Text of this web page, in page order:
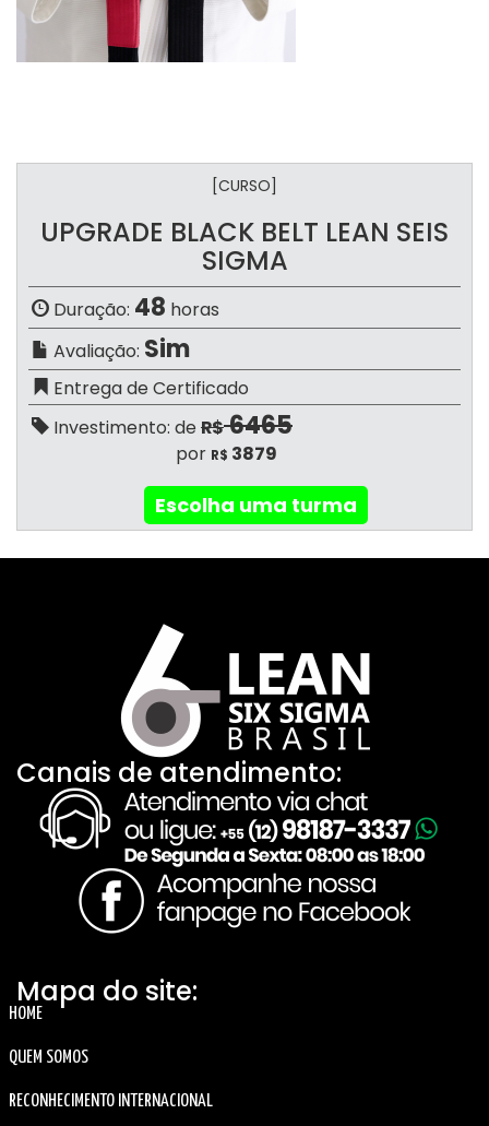
[CURSO]
UPGRADE BLACK BELT LEAN SEIS
SIGMA
Duração: 48 horas
Avaliação: Sim
Entrega de Certificado
Investimento: de R$6465
por R$ 3879
Escolha uma turma
Canais de atendimento:
Mapa do site:
HOME
QUEM SOMOS
RECONHECIMENTO INTERNACIONAL